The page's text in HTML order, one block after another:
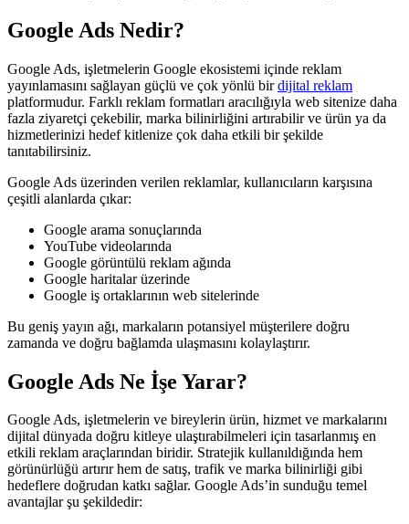
Google Ads Nedir?
Google Ads, işletmelerin Google ekosistemi içinde reklam
yayınlamasını sağlayan güçlü ve çok yönlü birdijital reklam
platformudur. Farklı reklam formatları aracılığıyla web sitenize daha
fazla ziyaretçi çekebilir, marka bilinirliğini artırabilir ve ürün ya da
hizmetlerinizi hedef kitlenize çok daha etkili bir şekilde
tanıtabilirsiniz.
Google Ads üzerinden verilen reklamlar, kullanıcıların karşısına
çeşitli alanlarda çıkar:
Google arama sonuçlarında
YouTube videolarında
Google görüntülü reklam ağında
Google haritalar üzerinde
Google iş ortaklarının web sitelerinde
Bu geniş yayın ağı, markaların potansiyel müşterilere doğru
zamanda ve doğru bağlamda ulaşmasını kolaylaştırır.
Google Ads Ne İşe Yarar?
Google Ads, işletmelerin ve bireylerin ürün, hizmet ve markalarını
dijital dünyada doğru kitleye ulaştırabilmeleri için tasarlanmış en
etkili reklam araçlarından biridir. Stratejik kullanıldığında hem
görünürlüğü artırır hem de satış, trafik ve marka bilinirliği gibi
hedeflere doğrudan katkı sağlar. Google Ads’in sunduğu temel
avantajlar şu şekildedir: